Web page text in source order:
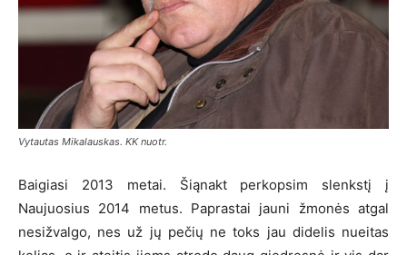
Vytautas Mikalauskas. KK nuotr.
Baigiasi 2013 metai. Šiąnakt perkopsim slenkstį į
Naujuosius 2014 metus. Paprastai jauni žmonės atgal
nesižvalgo, nes už jų pečių ne toks jau didelis nueitas